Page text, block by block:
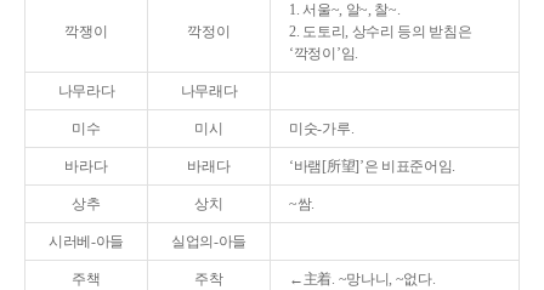
깍쟁이 깍정이
1. 서울~, 알~, 찰~.
2. 도토리, 상수리 등의 받침은
‘깍정이’임.
나무라다 나무래다
미수 미시 미숫-가루.
바라다 바래다 ‘바램[所望]’은 비표준어임.
상추 상치 ~쌈.
시러베-아들 실업의-아들
주책 주착 ←主着. ~망나니, ~없다.